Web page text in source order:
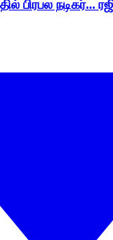
நடிகர்...